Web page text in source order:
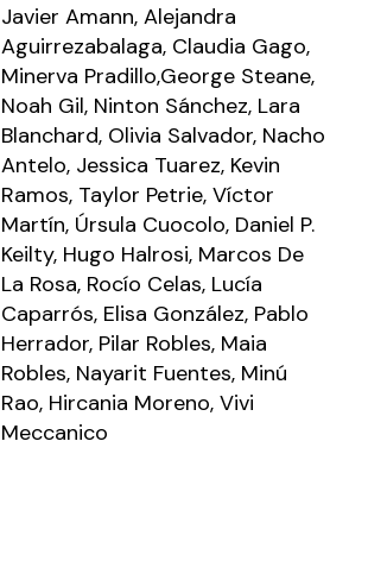
Javier Amann, Alejandra
Aguirrezabalaga, Claudia Gago,
Minerva Pradillo,George Steane,
Noah Gil, Ninton Sánchez, Lara
Blanchard, Olivia Salvador, Nacho
Antelo, Jessica Tuarez, Kevin
Ramos, Taylor Petrie, Víctor
Martín, Úrsula Cuocolo, Daniel P.
Keilty, Hugo Halrosi, Marcos De
La Rosa, Rocío Celas, Lucía
Caparrós, Elisa González, Pablo
Herrador, Pilar Robles, Maia
Robles, Nayarit Fuentes, Minú
Rao, Hircania Moreno, Vivi
Meccanico